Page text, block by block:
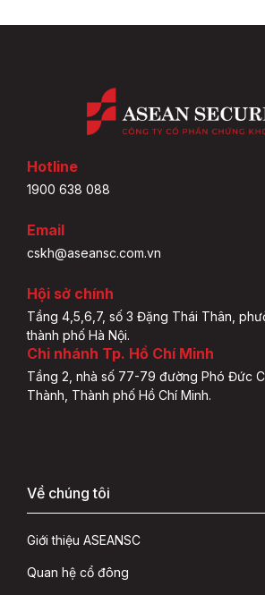
Hotline
1900 638 088
Email
cskh@aseansc.com.vn
Hội sở chính
Tầng 4,5,6,7, số 3 Đặng Thái Thân,
thành phố Hà Nội.
Chi nhánh Tp. Hồ Chí Minh
Tầng 2, nhà số 77-79 đường Phó Đức
Thành, Thành phố Hồ Chí Minh.
Về chúng tôi
Giới thiệu ASEANSC
Quan hệ cổ đông